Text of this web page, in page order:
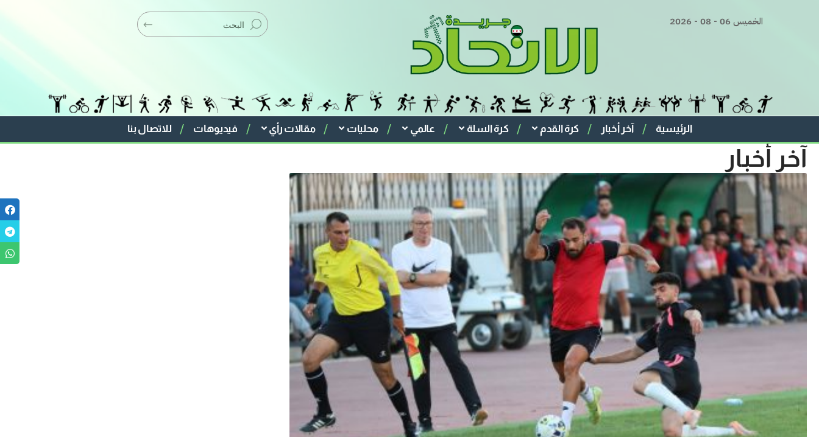
الخميس 06 - 08 - 2026
الرئيسية آخر أخبار كرة القدم كرة السلة عالمي محليات مقالات رأي فيديوهات للاتصال بنا
آخر أخبار